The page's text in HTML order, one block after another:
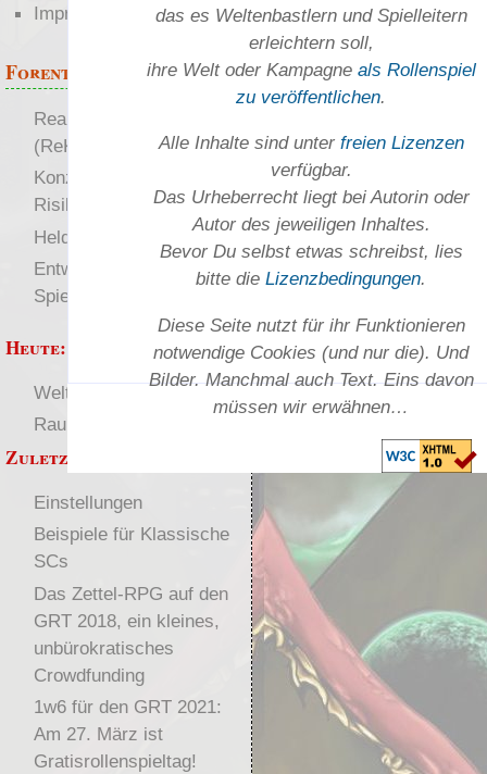
das es Welten­bastlern und Spiel­leitern
erleichtern soll,
ihre Welt oder Kam­pagne als Rollenspiel
zu ver­öffent­lichen.
Alle Inhalte sind unter freien Lizenzen
verfügbar.
Das Urheber­recht liegt bei Autorin oder
Autor des jeweiligen In­haltes.
Bevor Du selbst etwas schreibst, lies
bitte dieLizenz­bedingungen.
Diese Seite nutzt für ihr Funktionieren
notwendige Cookies (und nur die). Und
Bilder. Manchmal auch Text. Eins davon
müssen wir erwähnen…
Impressum
Forenthemen
Realistische Kämpfe
(ReKa)
Konzept für Schwächen:
Risiko
Heldendokument
Entwicklung von
Spielwelten
more
Heute:
Welten
Deutsch
RaumZeit
Zuletzt angezeigt:
Einstellungen
Beispiele für Klassische
SCs
Das Zettel-RPG auf den
GRT 2018, ein kleines,
unbürokratisches
Crowdfunding
1w6 für den GRT 2021:
Am 27. März ist
Gratisrollenspieltag!